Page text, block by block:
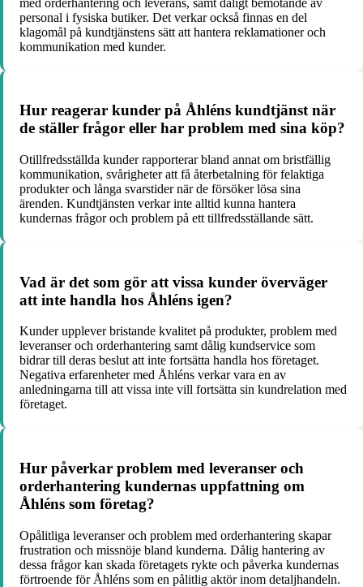
personal i fysiska butiker. Det verkar också finnas en del
klagomål på kundtjänstens sätt att hantera reklamationer och
kommunikation med kunder.
Hur reagerar kunder på Åhléns kundtjänst när
de ställer frågor eller har problem med sina köp?
Otillfredsställda kunder rapporterar bland annat om bristfällig
kommunikation, svårigheter att få återbetalning för felaktiga
produkter och långa svarstider när de försöker lösa sina
ärenden. Kundtjänsten verkar inte alltid kunna hantera
kundernas frågor och problem på ett tillfredsställande sätt.
Vad är det som gör att vissa kunder överväger
att inte handla hos Åhléns igen?
Kunder upplever bristande kvalitet på produkter, problem med
leveranser och orderhantering samt dålig kundservice som
bidrar till deras beslut att inte fortsätta handla hos företaget.
Negativa erfarenheter med Åhléns verkar vara en av
anledningarna till att vissa inte vill fortsätta sin kundrelation med
företaget.
Hur påverkar problem med leveranser och
orderhantering kundernas uppfattning om
Åhléns som företag?
Opålitliga leveranser och problem med orderhantering skapar
frustration och missnöje bland kunderna. Dålig hantering av
dessa frågor kan skada företagets rykte och påverka kundernas
förtroende för Åhléns som en pålitlig aktör inom detaljhandeln.